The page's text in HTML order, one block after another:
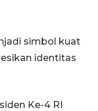
simbol kuat
identitas
Ke-4 RI